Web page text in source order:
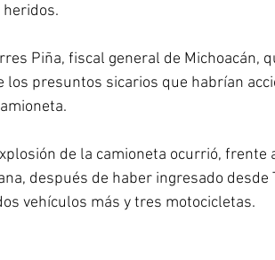
Piña, fiscal general de Michoacán,
los presuntos sicarios que habrían
de la camioneta ocurrió, frente
después de haber ingresado desde
vehículos más y tres motocicletas.